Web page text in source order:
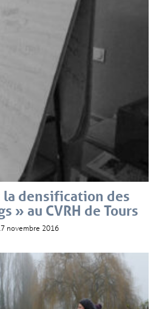
la densification des
» au CVRH de Tours
novembre 2016